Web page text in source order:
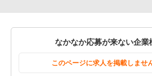
なかなか応募が来ない企業
このページに求人を掲載しませ